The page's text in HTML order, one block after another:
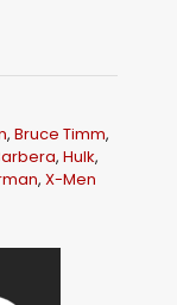
, Bruce Timm,
, Hulk,
, X-Men